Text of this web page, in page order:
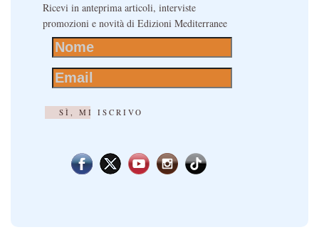
Ricevi in anteprima articoli, interviste
promozioni e novità di Edizioni Mediterranee
SÌ, MI ISCRIVO